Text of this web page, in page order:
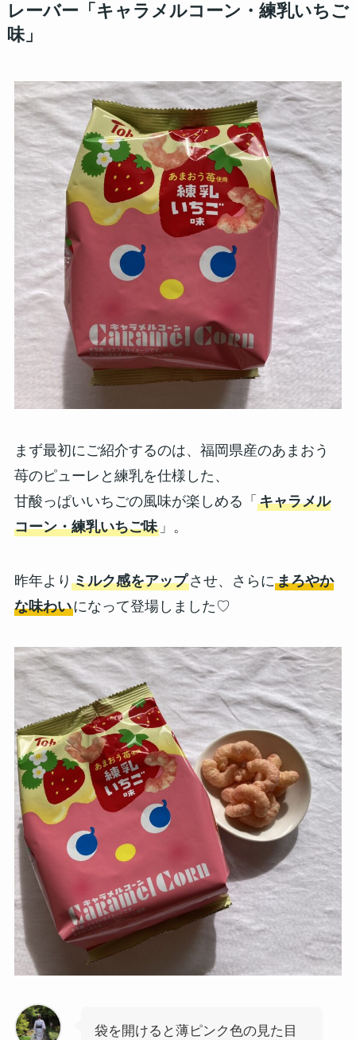
レーバー「キャラメルコーン・練乳いちご
味」
まず最初にご紹介するのは、福岡県産のあまおう
苺のピューレと練乳を仕様した、
甘酸っぱいいちごの風味が楽しめる「 キャラメル
コーン・練乳いちご味」。
昨年より ミルク感をアップさせ、さらにまろやか
な味わいになって登場しました♡
袋を開けると薄ピンク色の見た目